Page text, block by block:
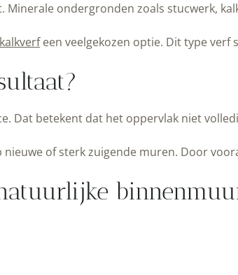
ondergronden zoals stucwerk,
kalkverfeen veelgekozen optie. Dit type verf
betekent dat het oppervlak niet
of sterk zuigende muren. Door